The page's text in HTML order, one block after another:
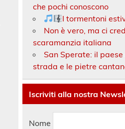
che pochi conoscono
I tormentoni
Non è vero, ma ci
scaramanzia italiana
San Sperate: il
strada e le pietre
Iscriviti alla nostra
Nome